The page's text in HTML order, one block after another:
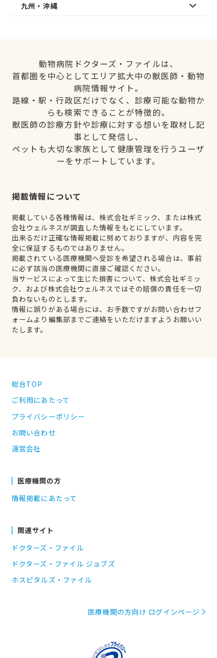
九州・沖縄
動物病院ドクターズ・ファイルは、
首都圏を中心としてエリア拡大中の獣医師・動物
病院情報サイト。
路線・駅・行政区だけでなく、診療可能な動物か
らも検索できることが特徴的。
獣医師の診療方針や診療に対する想いを取材し記
事として発信し、
ペットも大切な家族として健康管理を行うユーザ
ーをサポートしています。
掲載情報について
掲載している各種情報は、株式会社ギミック、または株式
会社ウェルネスが調査した情報をもとにしています。
出来るだけ正確な情報掲載に努めておりますが、内容を完
全に保証するものではありません。
掲載されている医療機関へ受診を希望される場合は、事前
に必ず該当の医療機関に直接ご確認ください。
当サービスによって生じた損害について、株式会社ギミッ
ク、および株式会社ウェルネスではその賠償の責任を一切
負わないものとします。
情報に誤りがある場合には、お手数ですがお問い合わせフ
ォームより編集部までご連絡をいただけますようお願いい
たします。
総合TOP
ご利用にあたって
プライバシーポリシー
お問い合わせ
運営会社
医療機関の方
情報掲載にあたって
関連サイト
ドクターズ・ファイル
ドクターズ・ファイル ジョブズ
ホスピタルズ・ファイル
医療機関の方向け ログインページ